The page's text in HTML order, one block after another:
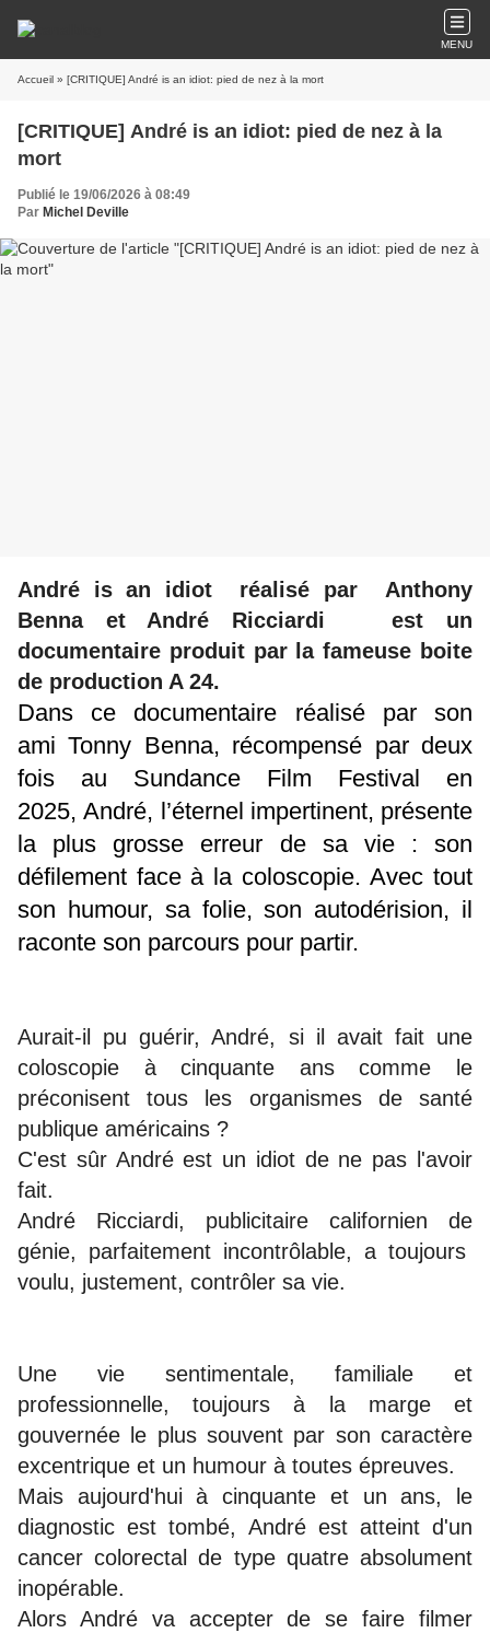
MENU
Accueil » [CRITIQUE] André is an idiot: pied de nez à la mort
[CRITIQUE] André is an idiot: pied de nez à la
mort
Publié le 19/06/2026 à 08:49
Par Michel Deville
André is an idiot réalisé par Anthony
Benna et André Ricciardi est un
documentaire produit par la fameuse boite
de production A 24.
Dans ce documentaire réalisé par son
ami Tonny Benna, récompensé par deux
fois au Sundance Film Festival en
2025, André, l’éternel impertinent, présente
la plus grosse erreur de sa vie : son
défilement face à la coloscopie. Avec tout
son humour, sa folie, son autodérision, il
raconte son parcours pour partir.
Aurait-il pu guérir, André, si il avait fait une
coloscopie à cinquante ans comme le
préconisent tous les organismes de santé
publique américains ?
C'est sûr André est un idiot de ne pas l'avoir
fait.
André Ricciardi, publicitaire californien de
génie, parfaitement incontrôlable, a toujours
voulu, justement, contrôler sa vie.
Une vie sentimentale, familiale et
professionnelle, toujours à la marge et
gouvernée le plus souvent par son caractère
excentrique et un humour à toutes épreuves.
Mais aujourd'hui à cinquante et un ans, le
diagnostic est tombé, André est atteint d'un
cancer colorectal de type quatre absolument
inopérable.
Alors André va accepter de se faire filmer